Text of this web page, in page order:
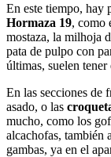
En este tiempo, hay
Hormaza 19, como
mostaza, la milhoja
pata de pulpo con
últimas, suelen
En las secciones de
asado, o las
mucho, como los
alcachofas, también
gambas, ya en el